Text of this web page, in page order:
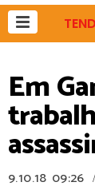
Em
9.10.18 09:26 /